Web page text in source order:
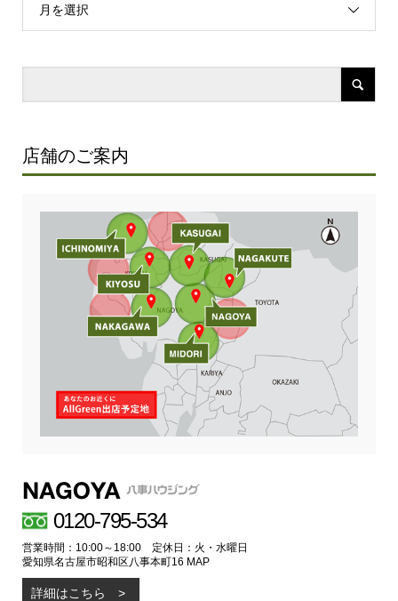
月を選択
店舗のご案内
0120-795-534
営業時間：10:00～18:00 定休日：火・水曜日
愛知県名古屋市昭和区八事本町16 MAP
詳細はこちら